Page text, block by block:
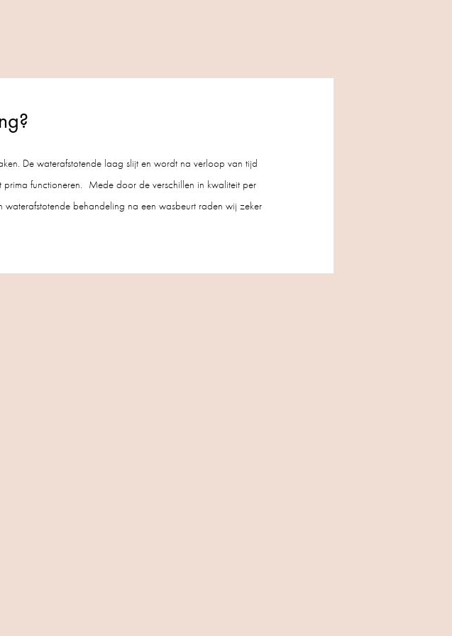
De waterafstotende laag slijt en wordt na verloop van tijd
functioneren. Mede door de verschillen in kwaliteit per
behandeling na een wasbeurt raden wij zeker